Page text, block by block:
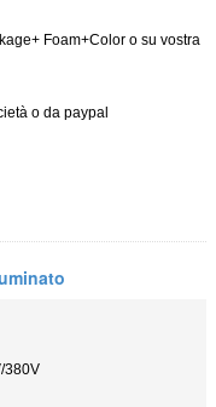
Foam+Color o su vostra
o da paypal
380V